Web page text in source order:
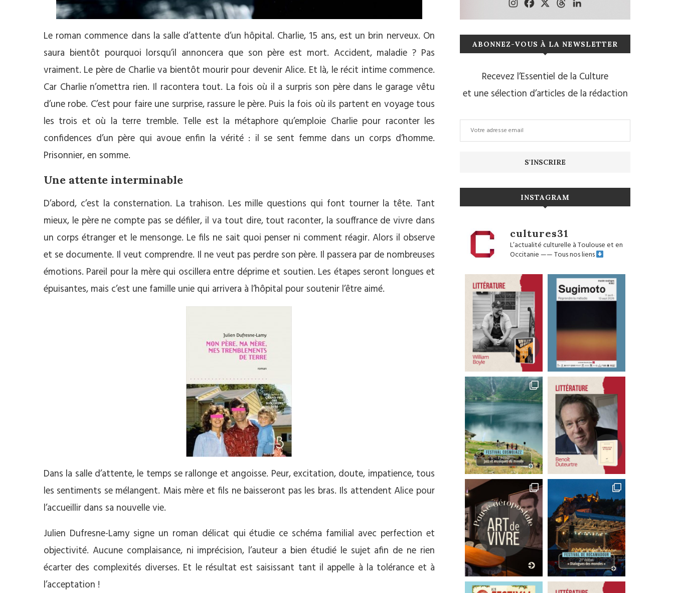
Le roman commence dans la salle d’attente d’un hôpital. Charlie, 15 ans, est un brin nerveux. On
saura bientôt pourquoi lorsqu’il annoncera que son père est mort. Accident, maladie ? Pas
vraiment. Le père de Charlie va bientôt mourir pour devenir Alice. Et là, le récit intime commence.
Car Charlie n’omettra rien. Il racontera tout. La fois où il a surpris son père dans le garage vêtu
d’une robe. C’est pour faire une surprise, rassure le père. Puis la fois où ils partent en voyage tous
les trois et où la terre tremble. Telle est la métaphore qu’emploie Charlie pour raconter les
confidences d’un père qui avoue enfin la vérité : il se sent femme dans un corps d’homme.
Prisonnier, en somme.
Une attente interminable
D’abord, c’est la consternation. La trahison. Les mille questions qui font tourner la tête. Tant
mieux, le père ne compte pas se défiler, il va tout dire, tout raconter, la souffrance de vivre dans
un corps étranger et le mensonge. Le fils ne sait quoi penser ni comment réagir. Alors il observe
et se documente. Il veut comprendre. Il ne veut pas perdre son père. Il passera par de nombreuses
émotions. Pareil pour la mère qui oscillera entre déprime et soutien. Les étapes seront longues et
épuisantes, mais c’est une famille unie qui arrivera à l’hôpital pour soutenir l’être aimé.
Dans la salle d’attente, le temps se rallonge et angoisse. Peur, excitation, doute, impatience, tous
les sentiments se mélangent. Mais mère et fils ne baisseront pas les bras. Ils attendent Alice pour
l’accueillir dans sa nouvelle vie.
Julien Dufresne-Lamy signe un roman délicat qui étudie ce schéma familial avec perfection et
objectivité. Aucune complaisance, ni imprécision, l’auteur a bien étudié le sujet afin de ne rien
écarter des complexités diverses. Et le résultat est saisissant tant il appelle à la tolérance et à
l’acceptation !
ABONNEZ-VOUS À LA NEWSLETTER
Recevez l’Essentiel de la Culture
et une sélection d’articles de la rédaction
INSTAGRAM
cultures31
L’actualité culturelle à Toulouse et en
Occitanie——Tous nos liens